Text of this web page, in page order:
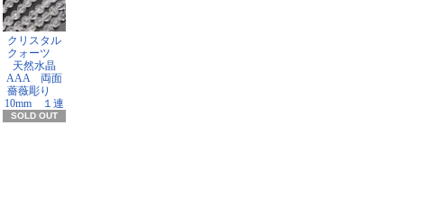
クリスタル
クォーツ
天然水晶
AAA 両面
薔薇彫り
10mm １連
SOLD OUT